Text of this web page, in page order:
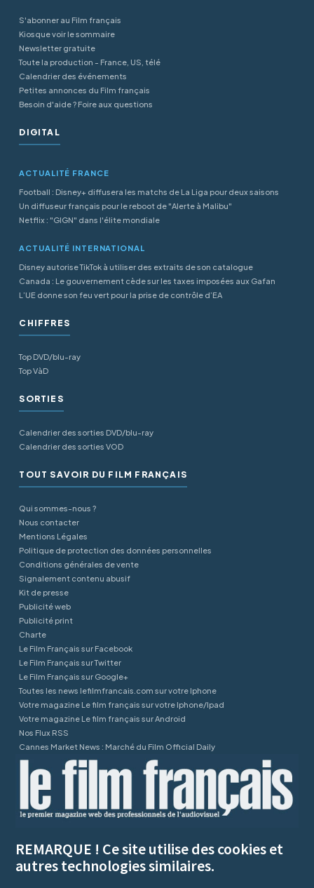
S'abonner au Film français
Kiosque voir le sommaire
Newsletter gratuite
Toute la production - France, US, télé
Calendrier des événements
Petites annonces du Film français
Besoin d'aide ? Foire aux questions
DIGITAL
ACTUALITÉ FRANCE
Football : Disney+ diffusera les matchs de La Liga pour deux saisons
Un diffuseur français pour le reboot de "Alerte à Malibu"
Netflix : "GIGN" dans l'élite mondiale
ACTUALITÉ INTERNATIONAL
Disney autorise TikTok à utiliser des extraits de son catalogue
Canada : Le gouvernement cède sur les taxes imposées aux Gafan
L’UE donne son feu vert pour la prise de contrôle d’EA
CHIFFRES
Top DVD/blu-ray
Top VàD
SORTIES
Calendrier des sorties DVD/blu-ray
Calendrier des sorties VOD
TOUT SAVOIR DU FILM FRANÇAIS
Qui sommes-nous ?
Nous contacter
Mentions Légales
Politique de protection des données personnelles
Conditions générales de vente
Signalement contenu abusif
Kit de presse
Publicité web
Publicité print
Charte
Le Film Français sur Facebook
Le Film Français sur Twitter
Le Film Français sur Google+
Toutes les news lefilmfrancais.com sur votre Iphone
Votre magazine Le film français sur votre Iphone/Ipad
Votre magazine Le film français sur Android
Nos Flux RSS
Cannes Market News : Marché du Film Official Daily
REMARQUE ! Ce site utilise des cookies et
autres technologies similaires.